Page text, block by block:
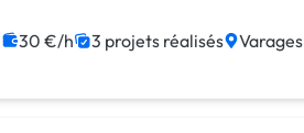
30 €/h 3 projets réalisés Varages